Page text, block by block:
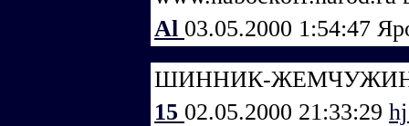
Al 03.05.2000 1:54:47
ШИННИК-
15 02.05.2000 21:33:29